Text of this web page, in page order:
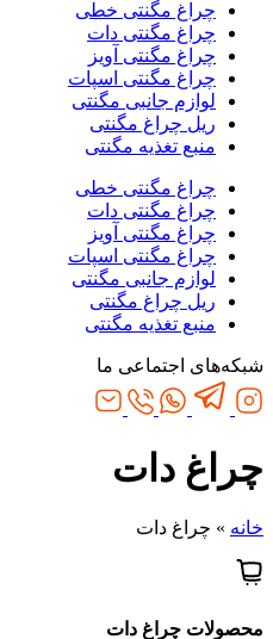
چراغ مگنتی خطی
چراغ مگنتی دات
چراغ مگنتی آویز
چراغ مگنتی اسپات
لوازم جانبی مگنتی
ریل چراغ مگنتی
منبع تغذیه مگنتی
چراغ مگنتی خطی
چراغ مگنتی دات
چراغ مگنتی آویز
چراغ مگنتی اسپات
لوازم جانبی مگنتی
ریل چراغ مگنتی
منبع تغذیه مگنتی
شبکه‌های اجتماعی ما
چراغ دات
خانه » چراغ دات
محصولات ‌چراغ دات